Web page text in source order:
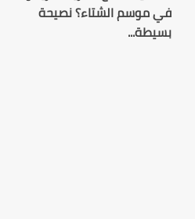
في موسم الشتاء؟ نصيحة
بسيطة...